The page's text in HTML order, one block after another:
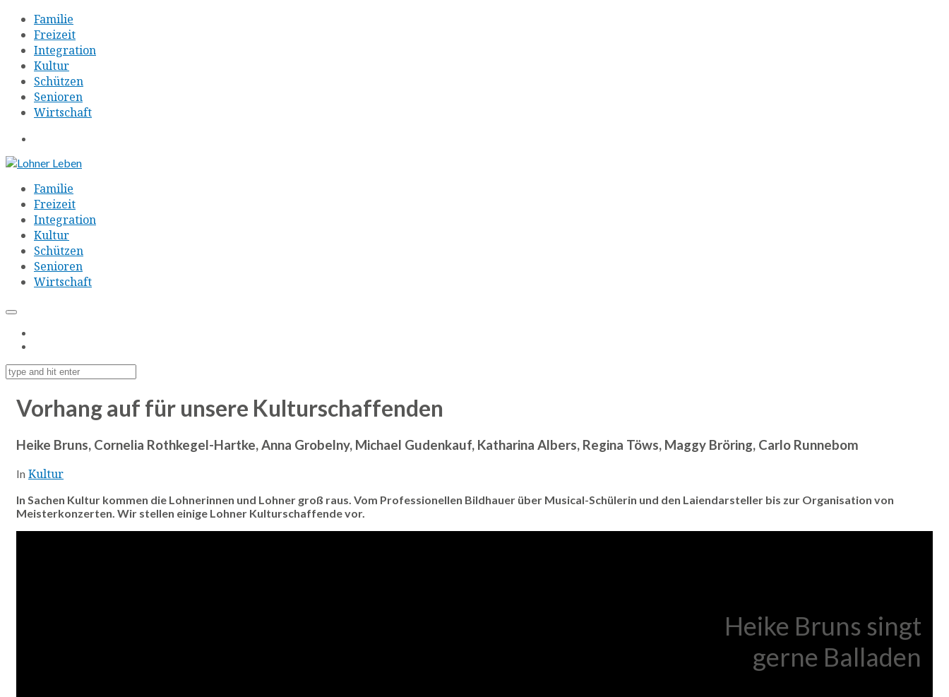
Familie
Freizeit
Integration
Kultur
Schützen
Senioren
Wirtschaft
Familie
Freizeit
Integration
Kultur
Schützen
Senioren
Wirtschaft
Vorhang auf für unsere Kulturschaffenden
Heike Bruns, Cornelia Rothkegel-Hartke, Anna Grobelny, Michael Gudenkauf, Katharina Albers, Regina Töws, Maggy Bröring, Carlo Runnebom
In Kultur
In Sachen Kultur kommen die Lohnerinnen und Lohner groß raus. Vom Professionellen Bildhauer über Musical-Schülerin und den Laiendarsteller bis zur Organisation von
Meisterkonzerten. Wir stellen einige Lohner Kulturschaffende vor.
Heike Bruns singt
gerne Balladen